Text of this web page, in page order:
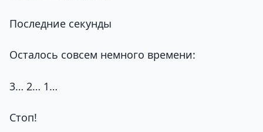
Последние секунды
Осталось совсем немного времени:
3… 2… 1…
Стоп!